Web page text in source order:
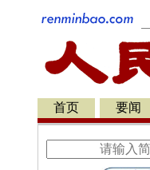
首页 要闻